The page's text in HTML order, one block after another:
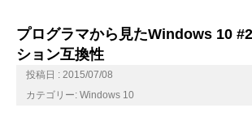
プログラマから見たWindows 10
ション互換性
投稿日 : 2015/07/08
カテゴリー: Windows 10